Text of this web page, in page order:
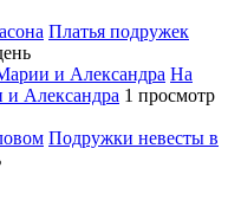
Платья подружек
На
и Александра 1 просмотр
Подружки невесты в